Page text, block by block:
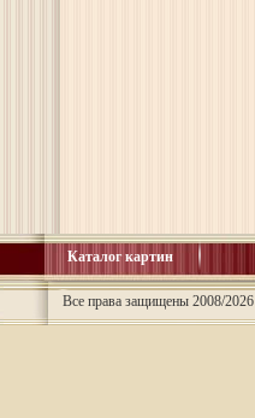
Каталог картин
Все права защищены 2008/2026